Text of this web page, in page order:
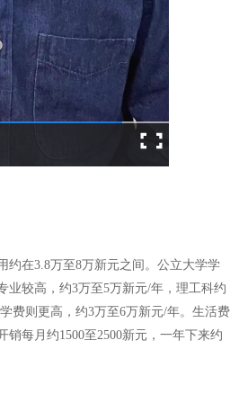
约在3.8万至8万新元之间。公立大学学
业较高，约3万至5万新元/年，理工科约
费则更高，约3万至6万新元/年。生活费
销每月约1500至2500新元，一年下来约